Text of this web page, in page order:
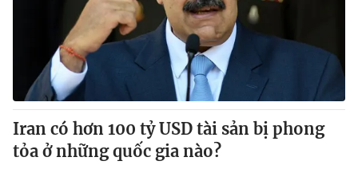
® Cấm sao chép dưới mọi hình thức nếu không có sự chấp
thuận bằng văn bản. Ghi rõ nguồn VTV.vn khi phát hành lại
Iran có hơn 100 tỷ USD tài sản bị phong
tỏa ở những quốc gia nào?